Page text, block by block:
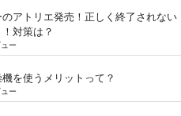
のアトリエ発売！正しく終了されない
対策は？
ー
を使うメリットって？
ー